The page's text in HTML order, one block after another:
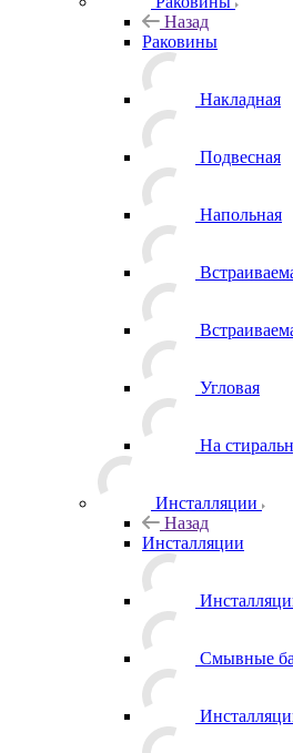
Назад
Раковины
Накладная
Подвесная
Напольная
Угловая
На
Инсталляции
Назад
Инсталляции
Смывные